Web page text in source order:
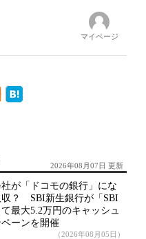
マイページ
2026年08月07日 更新
が「ドコモの銀行」にな
収？ SBI新生銀行が「SBI
最大5.2万円のキャッシュ
ーンを開催
（2026年08月05日）